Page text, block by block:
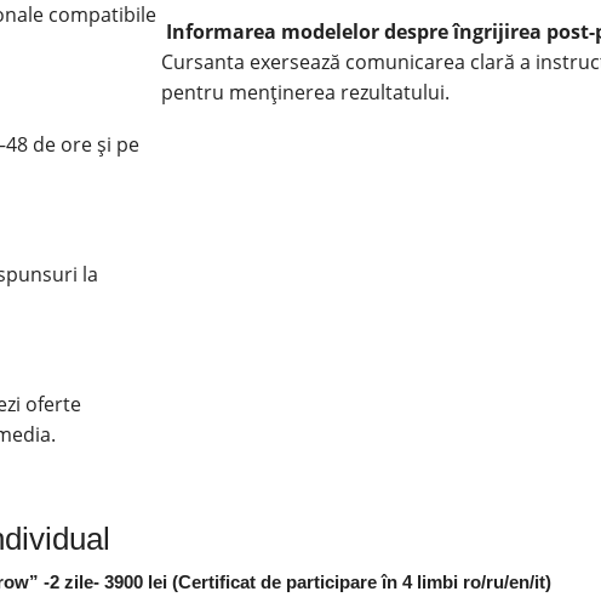
compatibile
de ore și pe
la
oferte
Informarea modelelor despre îngrijirea post-
Cursanta exersează comunicarea clară a
pentru menținerea rezultatului.
-2 zile- 3900 lei (Certificat de participare în 4 limbi ro/ru/en/it)